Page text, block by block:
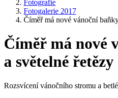
Fotografie
Fotogalerie 2017
Číměř má nové vánoční
Číměř má nové
a světelné řetězy
Rozsvícení vánočního stromu a